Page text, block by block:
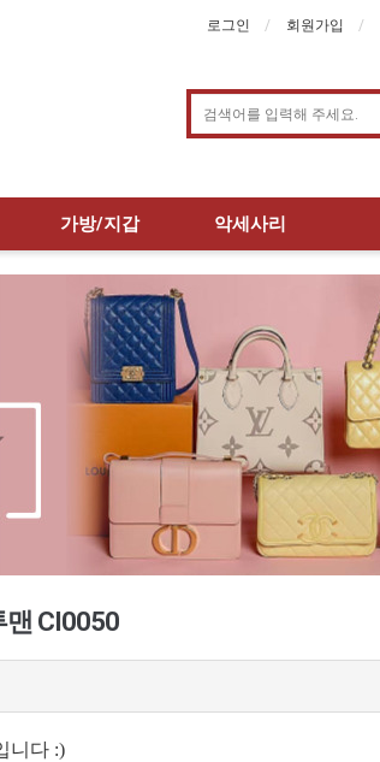
로그인 회원가입
가방/지갑 악세사리
맨 CI0050
니다 :)